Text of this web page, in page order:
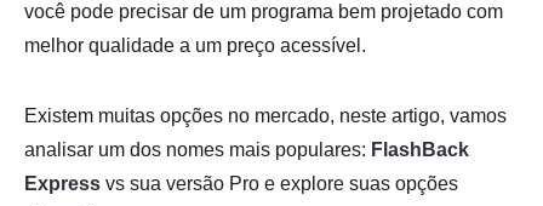
você pode precisar de um programa bem projetado com
melhor qualidade a um preço acessível.
Existem muitas opções no mercado, neste artigo, vamos
analisar um dos nomes mais populares: FlashBack
Express vs sua versão Pro e explore suas opções